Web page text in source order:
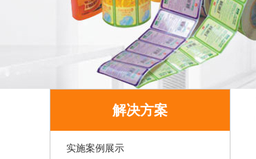
解决方案
实施案例展示